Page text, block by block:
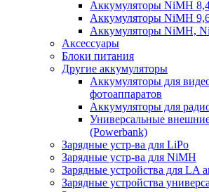
Аккумуляторы NiMH
Аккумуляторы NiMH
Аккумуляторы NiMH,
Аксессуары
Блоки питания
Другие аккумуляторы
Аккумуляторы для
фотоаппаратов
Аккумуляторы для
Универсальные
(Powerbank)
Зарядные устр-ва для LiPo
Зарядные устр-ва для NiMH
Зарядные устройства для LA
Зарядные устройства